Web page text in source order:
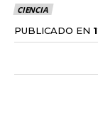
CIENCIA
PUBLICADO EN